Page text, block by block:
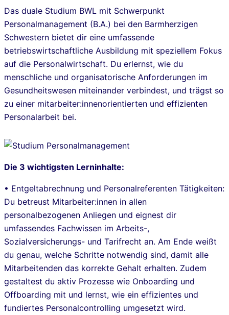
Das duale Studium BWL mit Schwerpunkt
Personalmanagement (B.A.) bei den Barmherzigen
Schwestern bietet dir eine umfassende
betriebswirtschaftliche Ausbildung mit speziellem Fokus
auf die Personalwirtschaft. Du erlernst, wie du
menschliche und organisatorische Anforderungen im
Gesundheitswesen miteinander verbindest, und trägst so
zu einer mitarbeiter:innenorientierten und effizienten
Personalarbeit bei.
Die 3 wichtigsten Lerninhalte:
• Entgeltabrechnung und Personalreferenten Tätigkeiten:
Du betreust Mitarbeiter:innen in allen
personalbezogenen Anliegen und eignest dir
umfassendes Fachwissen im Arbeits-,
Sozialversicherungs- und Tarifrecht an. Am Ende weißt
du genau, welche Schritte notwendig sind, damit alle
Mitarbeitenden das korrekte Gehalt erhalten. Zudem
gestaltest du aktiv Prozesse wie Onboarding und
Offboarding mit und lernst, wie ein effizientes und
fundiertes Personalcontrolling umgesetzt wird.